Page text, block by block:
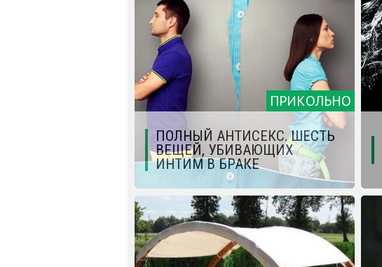
ПРИКОЛЬНО
ПОЛНЫЙ АНТИСЕКС. ШЕСТЬ
ВЕЩЕЙ, УБИВАЮЩИХ
ИНТИМ В БРАКЕ